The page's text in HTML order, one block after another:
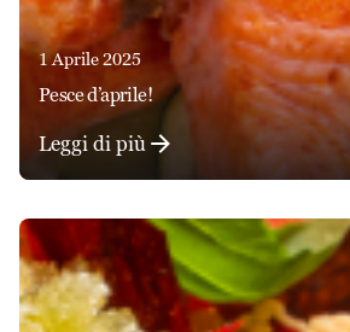
1 Aprile 2025
pesce d’aprile!
Leggi di più